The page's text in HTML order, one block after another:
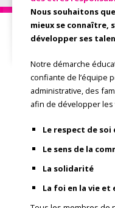
Nous souhaitons
mieux se connaître,
développer ses
Notre démarche
confiante de l’équipe
administrative, des
afin de développer
Le respect de
Le sens de la
La solidarité
La foi en la vie et